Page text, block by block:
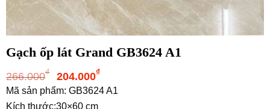
Gạch ốp lát Grand GB3624 A1
266.000₫
Giá
gốc
là:
204.000₫Giá
hiện
Mã sản phẩm: GB3624 A1
Kích thước:30×60 cm